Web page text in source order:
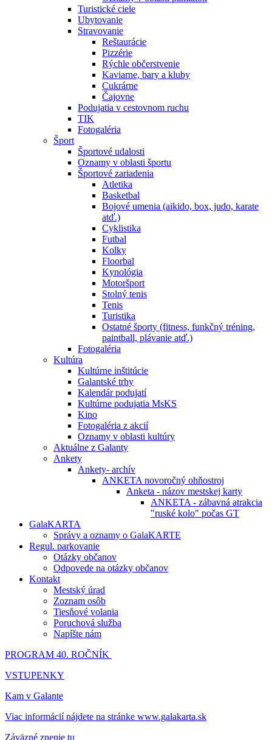
Turistické ciele
Ubytovanie
Stravovanie
Reštaurácie
Pizzérie
Rýchle občerstvenie
Kaviarne, bary a kluby
Cukrárne
Čajovne
Podujatia v cestovnom ruchu
TIK
Fotogaléria
Šport
Športové udalosti
Oznamy v oblasti športu
Športové zariadenia
Atletika
Basketbal
Bojové umenia (aikido, box, judo, karate
atď.)
Cyklistika
Futbal
Kolky
Floorbal
Kynológia
Motoršport
Stolný tenis
Tenis
Turistika
Ostatné športy (fitness, funkčný tréning,
paintball, plávanie atď.)
Fotogaléria
Kultúra
Kultúrne inštitúcie
Galantské trhy
Kalendár podujatí
Kultúrne podujatia MsKS
Kino
Fotogaléria z akcií
Oznamy v oblasti kultúry
Aktuálne z Galanty
Ankety
Ankety- archív
ANKETA novoročný ohňostroj
Anketa - názov mestskej karty
ANKETA - zábavná atrakcia
"ruské kolo" počas GT
GalaKARTA
Správy a oznamy o GalaKARTE
Regul. parkovanie
Otázky občanov
Odpovede na otázky občanov
Kontakt
Mestský úrad
Zoznam osôb
Tiesňové volania
Poruchová služba
Napíšte nám
PROGRAM 40. ROČNÍK
VSTUPENKY
Kam v Galante
Viac informácií nájdete na stránke www.galakarta.sk
Záväzné znenie tu